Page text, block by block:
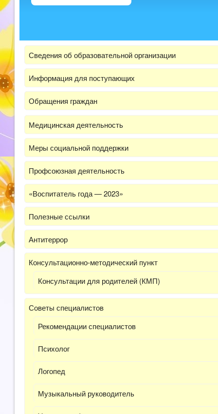
Сведения об образовательной организации
Информация для поступающих
Обращения граждан
Медицинская деятельность
Меры социальной поддержки
Профсоюзная деятельность
«Воспитатель года — 2023»
Полезные ссылки
Антитеррор
Консультационно-методический пункт
Консультации для родителей (КМП)
Советы специалистов
Рекомендации специалистов
Психолог
Логопед
Музыкальный руководитель